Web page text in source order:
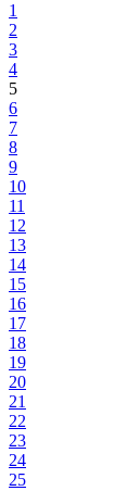
1
2
3
4
5
6
7
8
9
10
11
12
13
14
15
16
17
18
19
20
21
22
23
24
25